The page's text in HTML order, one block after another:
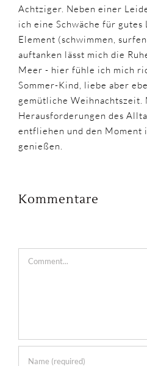
Achtziger. Neben einer
ich eine Schwäche für gutes
Element (schwimmen,
auftanken lässt mich die
Meer - hier fühle ich mich
Sommer-Kind, liebe aber
gemütliche Weihnachtszeit.
Herausforderungen des
entfliehen und den Moment
genießen.
Kommentare
Comment